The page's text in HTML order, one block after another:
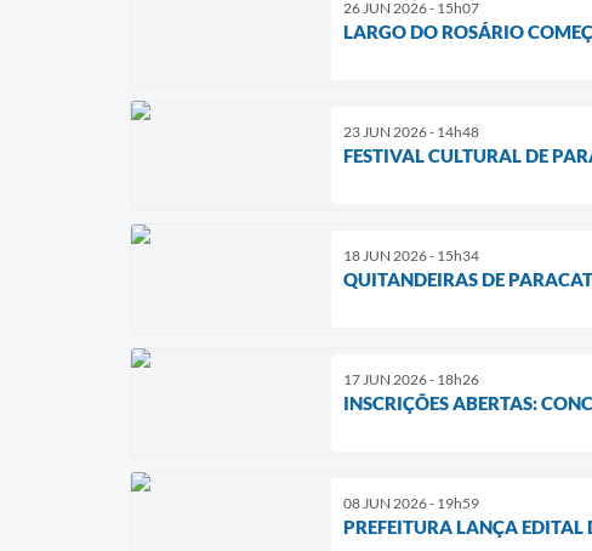
26 JUN 2026 - 15h07
LARGO DO ROSÁRIO
23 JUN 2026 - 14h48
FESTIVAL CULTURAL DE
18 JUN 2026 - 15h34
QUITANDEIRAS DE
17 JUN 2026 - 18h26
INSCRIÇÕES ABERTAS:
08 JUN 2026 - 19h59
PREFEITURA LANÇA